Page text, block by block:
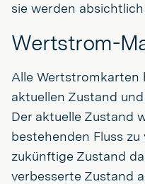
sie werden
Wertstrom-
Alle Wertstromkarten
aktuellen Zustand
Der aktuelle Zustand
bestehenden Fluss
zukünftige Zustand
verbesserte Zustand